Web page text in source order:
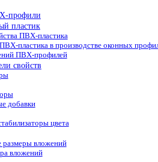
профили
пластик
ПВХ-пластика
пластика в производстве оконных
ПВХ-профилей
свойств
добавки
цвета
размеры вложений
вложений